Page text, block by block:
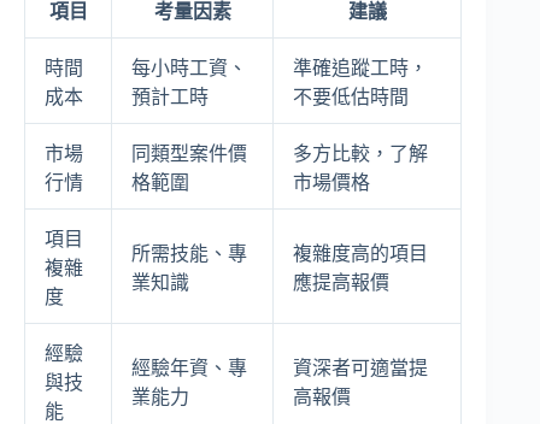
項目 考量因素 建議
時間
成本
每小時工資、
預計工時
準確追蹤工時，
不要低估時間
市場
行情
同類型案件價
格範圍
多方比較，了解
市場價格
項目
複雜
度
所需技能、專
業知識
複雜度高的項目
應提高報價
經驗
與技
能
經驗年資、專
業能力
資深者可適當提
高報價